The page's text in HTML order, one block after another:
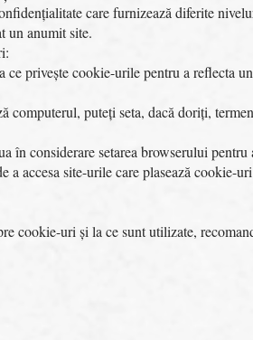
care furnizează diferite
un anumit site.
ce privește cookie-urile pentru a reflecta
computerul, puteți seta, dacă doriți,
în considerare setarea browserului
a accesa site-urile care plasează cookie-
cookie-uri și la ce sunt utilizate,